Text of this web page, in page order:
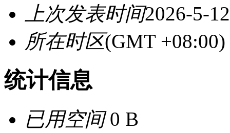
上次发表时间2026-5-
所在时区(GMT
统计信息
已用空间0 B